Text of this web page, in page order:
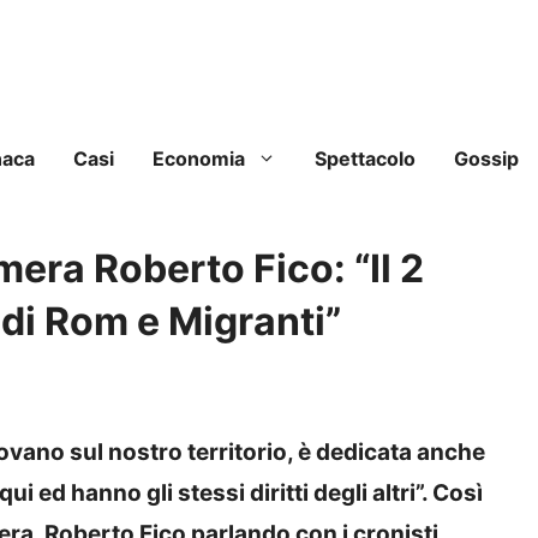
Casi Economia Spettacolo Gossip
Roberto Fico: “Il 2
Rom e Migranti”
sul nostro territorio, è dedicata anche
ed hanno gli stessi diritti degli altri”. Così